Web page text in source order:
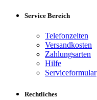
Service Bereich
Telefonzeiten
Versandkosten
Zahlungsarten
Hilfe
Serviceformular
Rechtliches